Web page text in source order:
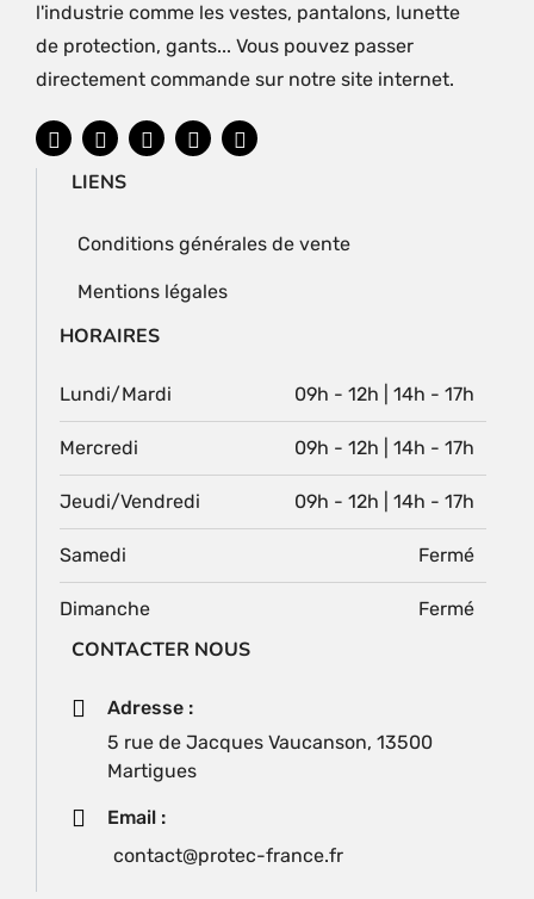
l'industrie comme les vestes, pantalons, lunette
de protection, gants... Vous pouvez passer
directement commande sur notre site internet.
LIENS
Conditions générales de vente
Mentions légales
HORAIRES
Lundi/Mardi 09h - 12h | 14h - 17h
Mercredi 09h - 12h | 14h - 17h
Jeudi/Vendredi 09h - 12h | 14h - 17h
Samedi Fermé
Dimanche Fermé
CONTACTER NOUS
Adresse :
5 rue de Jacques Vaucanson, 13500
Martigues
Email :
contact@protec-france.fr